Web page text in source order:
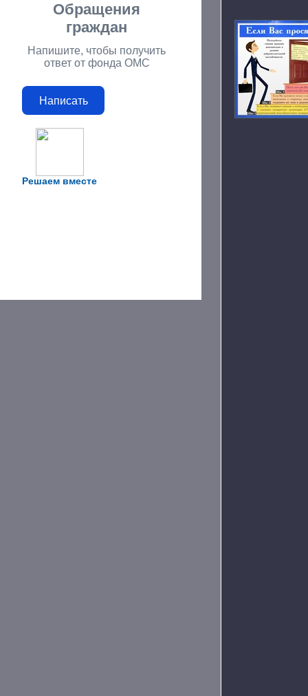
Решаем вместе
Обращения
граждан
Напишите, чтобы получить
ответ от фонда ОМС
Написать